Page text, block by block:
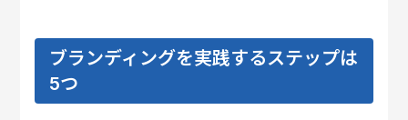
ブランディングを実践するステップは
5つ